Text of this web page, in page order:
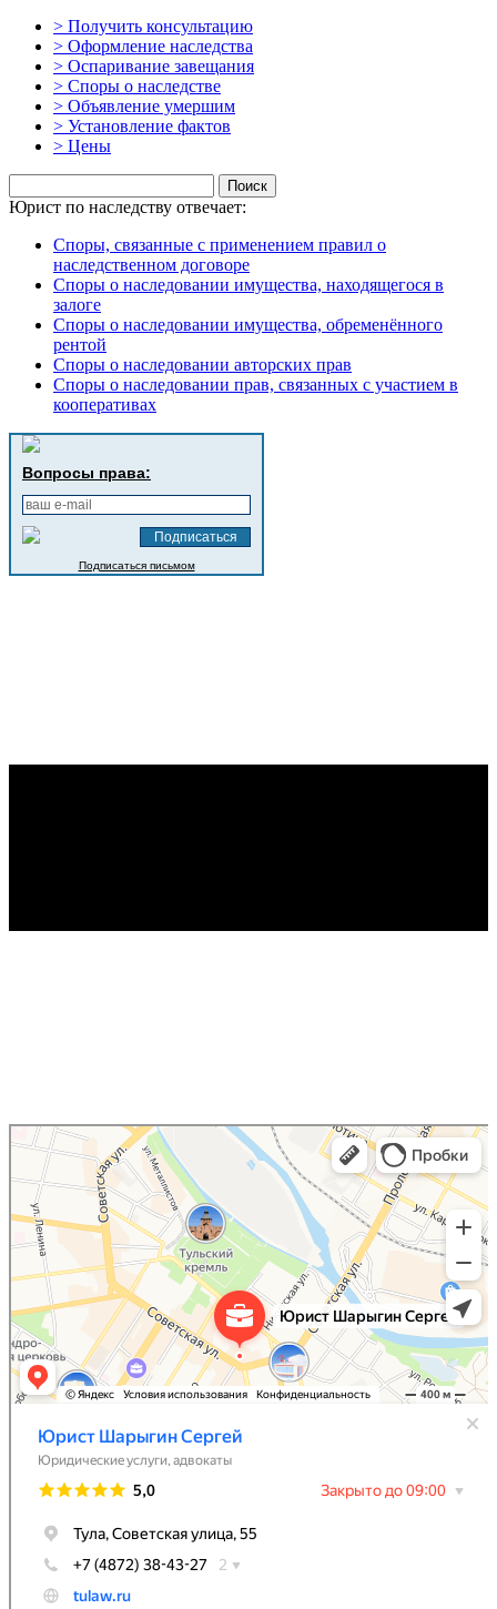
> Получить консультацию
> Оформление наследства
> Оспаривание завещания
> Споры о наследстве
> Объявление умершим
> Установление фактов
> Цены
Юрист по наследству отвечает:
Споры, связанные с применением правил о
наследственном договоре
Споры о наследовании имущества, находящегося в
залоге
Споры о наследовании имущества, обременённого
рентой
Споры о наследовании авторских прав
Споры о наследовании прав, связанных с участием в
кооперативах
Вопросы права:
Подписаться письмом
Юрист Шарыгин Сергей
Юридические услуги в Туле